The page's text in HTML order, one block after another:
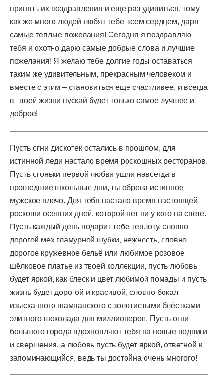
принять их поздравления и еще раз удивиться, тому
как же много людей любят тебе всем сердцем, даря
самые теплые пожелания! Сегодня я поздравляю
тебя и охотно дарю самые добрые слова и лучшие
пожелания! Я желаю тебе долгие годы оставаться
таким же удивительным, прекрасным человеком и
вместе с этим – становиться еще счастливее, и всегда
в твоей жизни пускай будет только самое лучшее и
доброе!
Пусть огни дискотек остались в прошлом, для
истинной леди настало время роскошных ресторанов.
Пусть огоньки первой любви ушли навсегда в
прошедшие школьные дни, ты обрела истинное
мужское плечо. Для тебя настало время настоящей
роскоши осенних дней, которой нет ни у кого на свете.
Пусть каждый день подарит тебе теплоту, словно
дорогой мех гламурной шубки, нежность, словно
дорогое кружевное бельё или любимое розовое
шёлковое платье из твоей коллекции, пусть любовь
будет яркой, как блеск и цвет любимой помады и пусть
жизнь будет дорогой и красивой, словно бокал
изысканного шампанского с золотистыми блёстками
элитного шоколада для миллионеров. Пусть огни
большого города вдохновляют тебя на новые подвиги
и свершения, а любовь пусть будет яркой, ответной и
запоминающийся, ведь ты достойна очень многого!